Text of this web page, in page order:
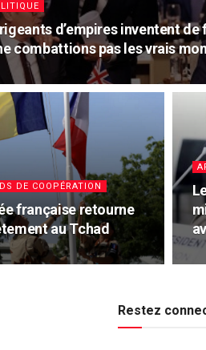
d’empires inventent de
combattions pas les vrais
DE COOPÉRATION
française retourne
au Tchad
Restez